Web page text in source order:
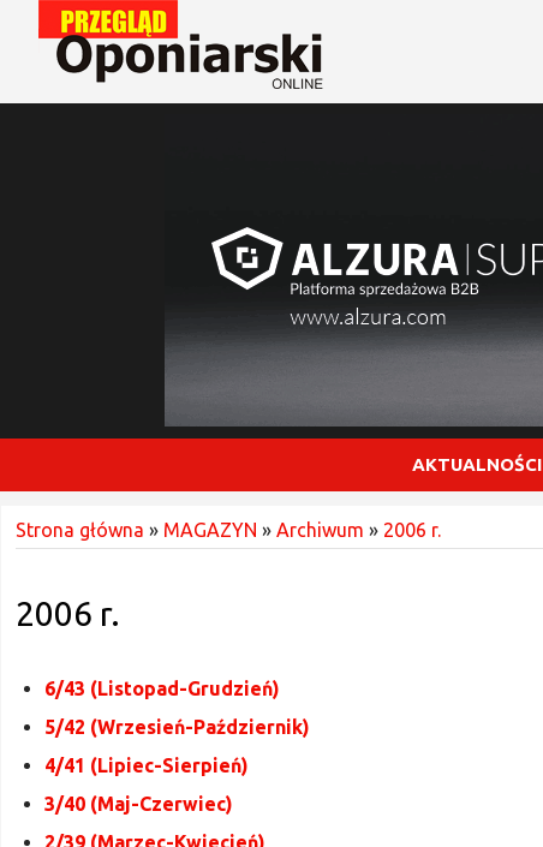
AKTUALNOŚCI
Strona główna » MAGAZYN » Archiwum » 2006 r.
2006 r.
6/43 (Listopad-Grudzień)
5/42 (Wrzesień-Październik)
4/41 (Lipiec-Sierpień)
3/40 (Maj-Czerwiec)
2/39 (Marzec-Kwiecień)